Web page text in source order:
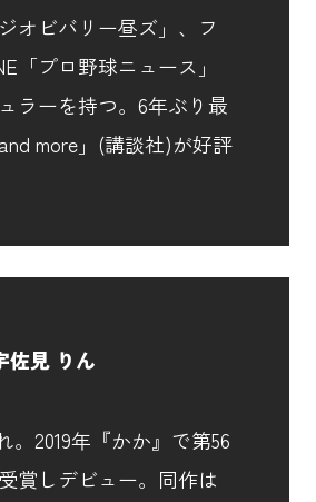
オビバリー昼ズ」、フ
「プロ野球ニュース」
ラーを持つ。6年ぶり最
more」(講談社)が好評
佐見 りん
。2019年『かか』で第56
賞しデビュー。同作は